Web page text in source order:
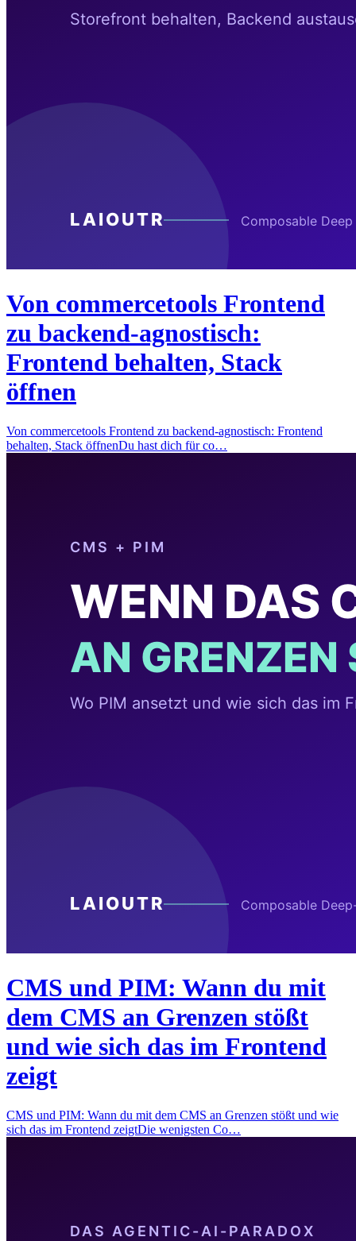
Von commercetools Frontend
zu backend-agnostisch:
Frontend behalten, Stack
öffnen
Von commercetools Frontend zu backend-agnostisch: Frontend
behalten, Stack öffnenDu hast dich für co…
CMS und PIM: Wann du mit
dem CMS an Grenzen stößt
und wie sich das im Frontend
zeigt
CMS und PIM: Wann du mit dem CMS an Grenzen stößt und wie
sich das im Frontend zeigtDie wenigsten Co…